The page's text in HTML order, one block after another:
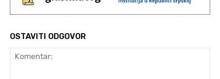
OSTAVITI ODGOVOR